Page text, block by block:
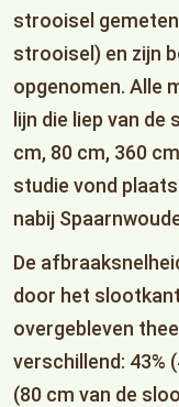
strooisel
strooisel) en zijn
opgenomen. Alle
lijn die liep van
cm, 80 cm, 360
studie vond
nabij
De
door het
overgebleven
verschillend: 43%
(80 cm van de